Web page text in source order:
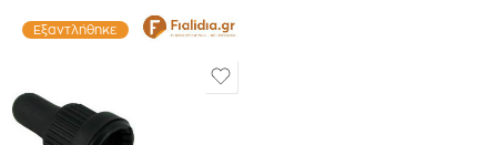
Εξαντλήθηκε